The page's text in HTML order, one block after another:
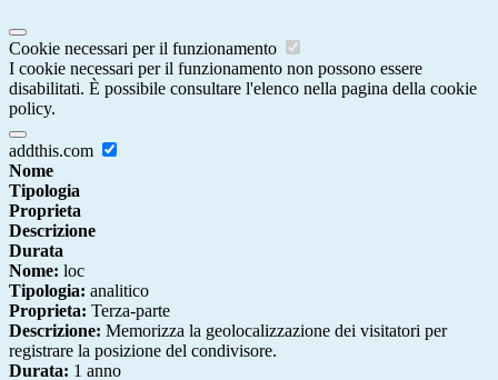
Cookie necessari per il funzionamento
I cookie necessari per il funzionamento non possono essere
disabilitati. È possibile consultare l'elenco nella pagina della cookie
policy.
addthis.com
Nome
Tipologia
Proprieta
Descrizione
Durata
Nome: loc
Tipologia: analitico
Proprieta: Terza-parte
Descrizione: Memorizza la geolocalizzazione dei visitatori per
registrare la posizione del condivisore.
Durata: 1 anno